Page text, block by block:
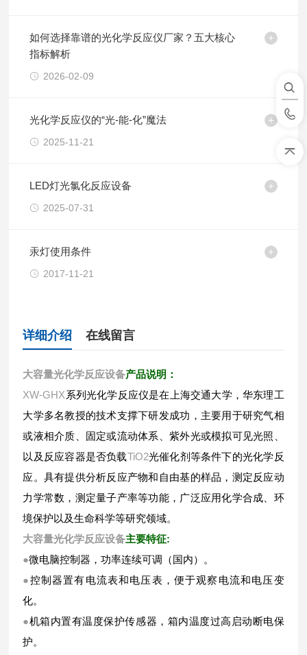
如何选择靠谱的光化学反应仪厂家？五大核心
指标解析
2026-02-09
光化学反应仪的“光-能-化”魔法
2025-11-21
LED灯光氯化反应设备
2025-07-31
汞灯使用条件
2017-11-21
详细介绍 在线留言
大容量光化学反应设备产品说明：
XW-GHX系列光化学反应仪是在上海交通大学，华东理工
大学多名教授的技术支撑下研发成功，主要用于研究气相
或液相介质、固定或流动体系、紫外光或模拟可见光照、
以及反应容器是否负载TiO2光催化剂等条件下的光化学反
应。具有提供分析反应产物和自由基的样品，测定反应动
力学常数，测定量子产率等功能，广泛应用化学合成、环
境保护以及生命科学等研究领域。
大容量光化学反应设备主要特征:
●微电脑控制器，功率连续可调（国内）。
●控制器置有电流表和电压表，便于观察电流和电压变
化。
●机箱内置有温度保护传感器，箱内温度过高启动断电保
护。